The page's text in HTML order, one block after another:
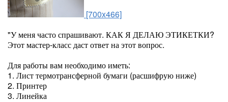
[700x466]
"У меня часто спрашивают. КАК Я ДЕЛАЮ ЭТИКЕТКИ?
Этот мастер-класс даст ответ на этот вопрос.
Для работы вам необходимо иметь:
1. Лист термотрансферной бумаги (расшифрую ниже)
2. Принтер
3. Линейка